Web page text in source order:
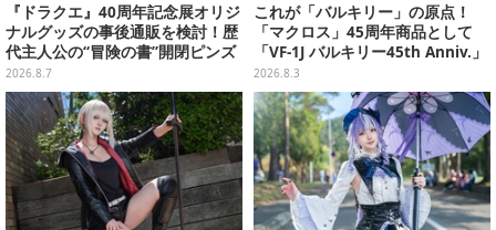
『ドラクエ』40周年記念展オリジ
ナルグッズの事後通販を検討！歴
代主人公の“冒険の書”開閉ピンズ
をはじめ、ユニークなＴシャツや
雑貨など
2026.8.7
これが「バルキリー」の原点！
「マクロス」45周年商品として
「VF-1J バルキリー45th Anniv.」
が予約開始
2026.8.3